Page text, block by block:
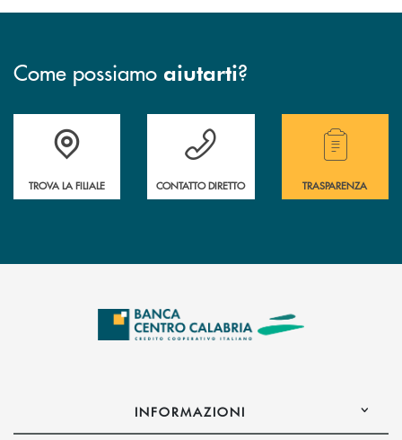
Come possiamo aiutarti?
Accedi all' elenco completo delle filiali .
TROVA LA FILIALE
Hai bisogno di assistenza immediata ?
CONTATTO DIRETTO
Hai bisogno di
TRASPARENZA
INFORMAZIONI